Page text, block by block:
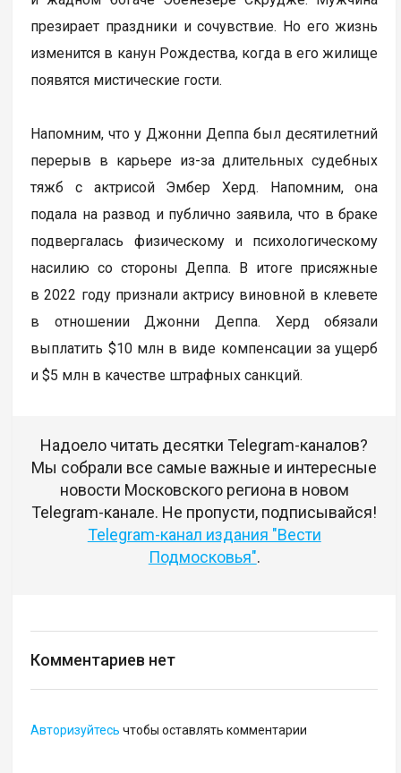
презирает праздники и сочувствие. Но его жизнь
изменится в канун Рождества, когда в его жилище
появятся мистические гости.
Напомним, что у Джонни Деппа был десятилетний
перерыв в карьере из-за длительных судебных
тяжб с актрисой Эмбер Херд. Напомним, она
подала на развод и публично заявила, что в браке
подвергалась физическому и психологическому
насилию со стороны Деппа. В итоге присяжные
в 2022 году признали актрису виновной в клевете
в отношении Джонни Деппа. Херд обязали
выплатить $10 млн в виде компенсации за ущерб
и $5 млн в качестве штрафных санкций.
Надоело читать десятки Telegram-каналов?
Мы собрали все самые важные и интересные
новости Московского региона в новом
Telegram-канале. Не пропусти, подписывайся!
Telegram-канал издания "Вести
Подмосковья".
Комментариев нет
Авторизуйтесь чтобы оставлять комментарии